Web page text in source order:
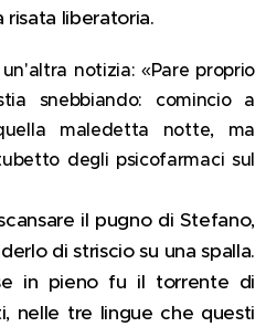
risata liberatoria.
notizia: «Pare proprio
snebbiando: comincio a
maledetta notte, ma
degli psicofarmaci sul
il pugno di Stefano,
di striscio su una spalla.
in pieno fu il torrente di
nelle tre lingue che questi